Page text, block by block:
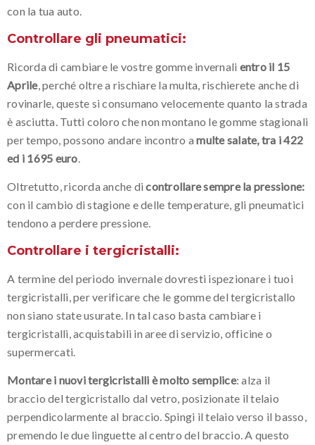
con la tua auto.
Controllare gli pneumatici:
Ricorda di cambiare le vostre gomme invernali entro il 15
Aprile, perché oltre a rischiare la multa, rischierete anche di
rovinarle, queste si consumano velocemente quanto la strada
è asciutta. Tutti coloro che non montano le gomme stagionali
per tempo, possono andare incontro amulte salate, tra i 422
ed i 1695 euro
Oltretutto, ricorda anche di controllare sempre la pressione:
con il cambio di stagione e delle temperature, gli pneumatici
tendono a perdere pressione.
Controllare i tergicristalli:
A termine del periodo invernale dovresti ispezionare i tuoi
tergicristalli, per verificare che le gomme del tergicristallo
non siano state usurate. In tal caso basta cambiare i
tergicristalli, acquistabili in aree di servizio, officine o
supermercati.
Montare i nuovi tergicristalli è molto semplice: alza il
braccio del tergicristallo dal vetro, posizionate il telaio
perpendicolarmente al braccio. Spingi il telaio verso il basso,
premendo le due linguette al centro del braccio. A questo